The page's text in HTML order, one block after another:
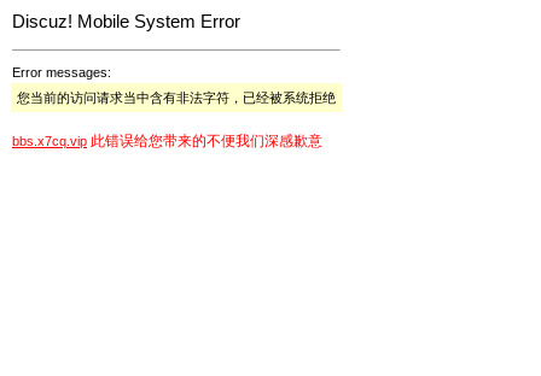
Discuz! Mobile System Error
Error messages:
您当前的访问请求当中含有非法字符，已经被系统拒绝
bbs.x7cq.vip 此错误给您带来的不便我们深感歉意